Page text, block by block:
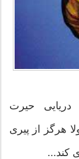
حیرت
هرگز از پیری
کند...